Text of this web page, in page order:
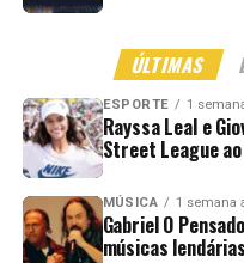
ÚLTIMAS
ESPORTE 1
Rayssa Leal e
Street League
MÚSICA 1 semana
Gabriel O
músicas